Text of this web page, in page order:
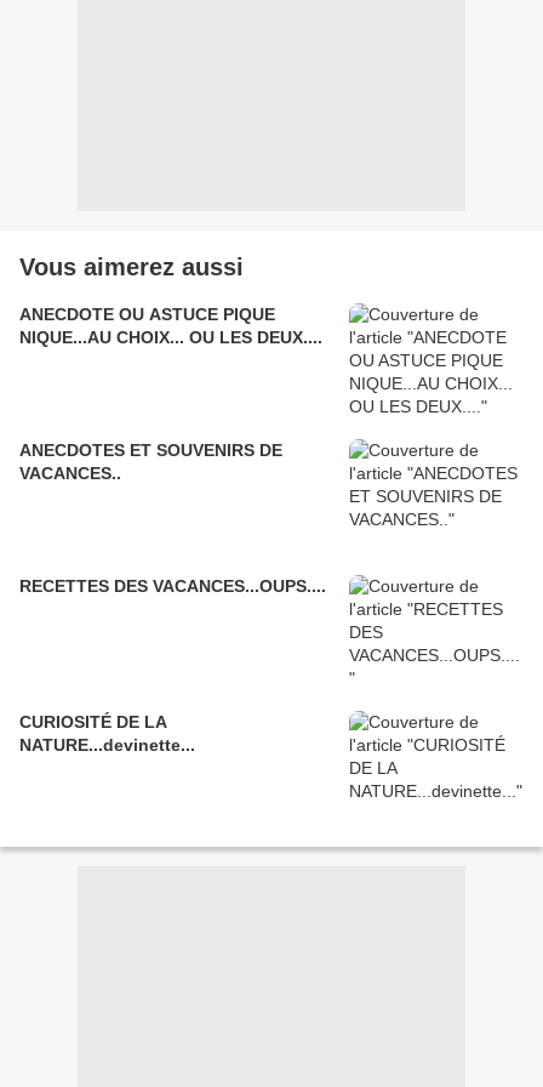
Vous aimerez aussi
ANECDOTE OU ASTUCE PIQUE
NIQUE...AU CHOIX... OU LES DEUX....
ANECDOTES ET SOUVENIRS DE
VACANCES..
RECETTES DES VACANCES...OUPS....
CURIOSITÉ DE LA
NATURE...devinette...